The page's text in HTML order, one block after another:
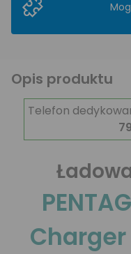
Opis produktu
Telefon